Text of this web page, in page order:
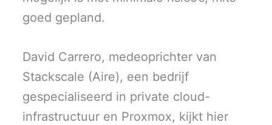
goed gepland.
David Carrero, medeoprichter van
Stackscale (Aire), een bedrijf
gespecialiseerd in private cloud-
infrastructuur en Proxmox, kijkt hier